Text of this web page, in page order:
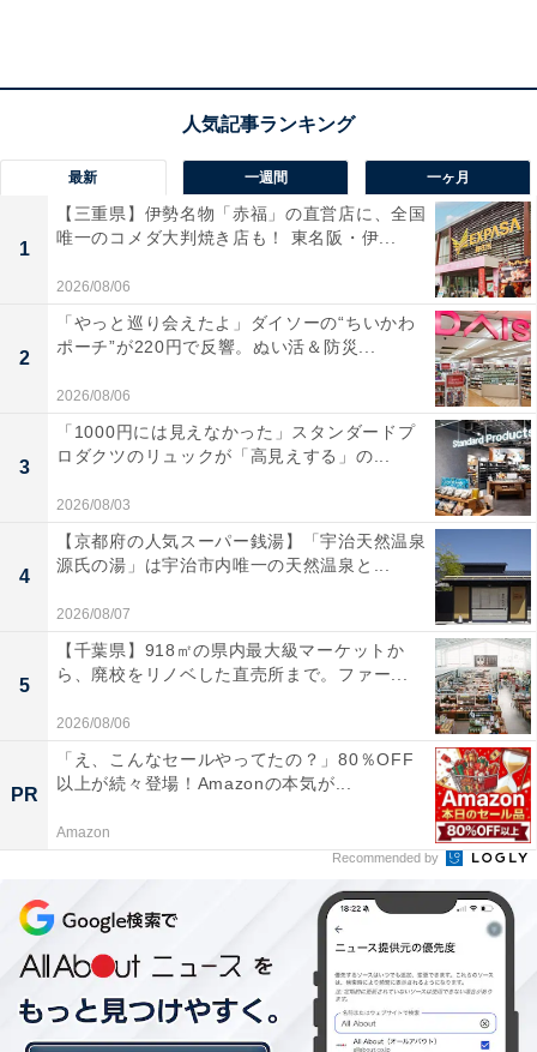
ユニクロから登場したコットンオーバーサイズチュニッ
クは、アラフォー女性の強い味方！ シルエットはオーバ
ーサイズで、ヒップを覆うほど十分な丈があり、袖も肘
まで長さがあります。ヒップや二の腕など大人の女性が
気になる箇所を自然にカバーしてくれる優秀なデザイン
です。
そして、ただのビッグTシャツにならないのはサイドス
リットとニュアンスカラーがおしゃれ感を演出してくれ
るから。
カラバリは全部で7色。どれも大人が着たくなるような
素敵な色合いなのも高ポイントです。写真のベージュ含
最新 一週間 一ヶ月
1
【三重県】伊勢名物「赤福」の直営店に、全国
唯一のコメダ大判焼き店も！ 東名阪・伊...
2026/08/06
2
「やっと巡り会えたよ」ダイソーの“ちいかわ
ポーチ”が220円で反響。ぬい活＆防災...
2026/08/06
3
「1000円には見えなかった」スタンダードプ
ロダクツのリュックが「高見えする」の...
2026/08/03
4
【京都府の人気スーパー銭湯】「宇治天然温泉
源氏の湯」は宇治市内唯一の天然温泉と...
2026/08/07
5
【千葉県】918㎡の県内最大級マーケットか
ら、廃校をリノベした直売所まで。ファー...
2026/08/06
PR
「え、こんなセールやってたの？」80％OFF
以上が続々登場！Amazonの本気が...
Amazon
Recommended by